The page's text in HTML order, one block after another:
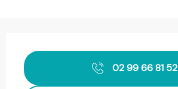
02 99 66 81 52